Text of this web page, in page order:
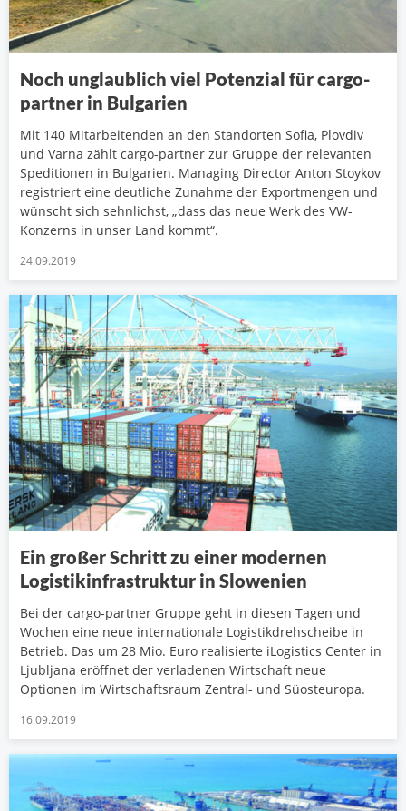
Noch unglaublich viel Potenzial für cargo-
partner in Bulgarien
Mit 140 Mitarbeitenden an den Standorten Sofia, Plovdiv
und Varna zählt cargo-partner zur Gruppe der relevanten
Speditionen in Bulgarien. Managing Director Anton Stoykov
registriert eine deutliche Zunahme der Exportmengen und
wünscht sich sehnlichst, „dass das neue Werk des VW-
Konzerns in unser Land kommt“.
24.09.2019
Ein großer Schritt zu einer modernen
Logistikinfrastruktur in Slowenien
Bei der cargo-partner Gruppe geht in diesen Tagen und
Wochen eine neue internationale Logistikdrehscheibe in
Betrieb. Das um 28 Mio. Euro realisierte iLogistics Center in
Ljubljana eröffnet der verladenen Wirtschaft neue
Optionen im Wirtschaftsraum Zentral- und Süosteuropa.
16.09.2019